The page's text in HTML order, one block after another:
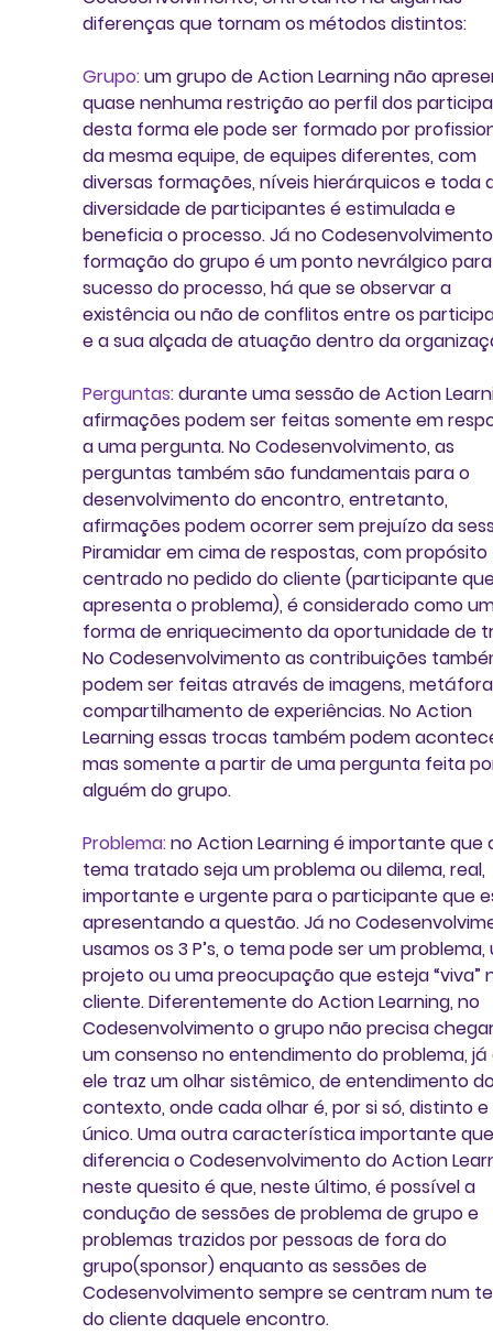
diferenças que tornam os métodos distintos:
Grupo: um grupo de Action Learning não
quase nenhuma restrição ao perfil dos
desta forma ele pode ser formado por
da mesma equipe, de equipes diferentes, com
diversas formações, níveis hierárquicos e toda
diversidade de participantes é estimulada e
beneficia o processo. Já no Codesenvolvimento
formação do grupo é um ponto nevrálgico
sucesso do processo, há que se observar a
existência ou não de conflitos entre os
e a sua alçada de atuação dentro da
Perguntas: durante uma sessão de Action
afirmações podem ser feitas somente em
a uma pergunta. No Codesenvolvimento, as
perguntas também são fundamentais para o
desenvolvimento do encontro, entretanto,
afirmações podem ocorrer sem prejuízo da
Piramidar em cima de respostas, com propósito
centrado no pedido do cliente (participante
apresenta o problema), é considerado como
forma de enriquecimento da oportunidade de
No Codesenvolvimento as contribuições
podem ser feitas através de imagens,
compartilhamento de experiências. No Action
Learning essas trocas também podem
mas somente a partir de uma pergunta feita
alguém do grupo.
Problema: no Action Learning é importante que
tema tratado seja um problema ou dilema, real,
importante e urgente para o participante que
apresentando a questão. Já no
usamos os 3 P’s, o tema pode ser um
projeto ou uma preocupação que esteja “viva”
cliente. Diferentemente do Action Learning, no
Codesenvolvimento o grupo não precisa
um consenso no entendimento do problema,
ele traz um olhar sistêmico, de entendimento
contexto, onde cada olhar é, por si só, distinto e
único. Uma outra característica importante
diferencia o Codesenvolvimento do Action
neste quesito é que, neste último, é possível a
condução de sessões de problema de grupo e
problemas trazidos por pessoas de fora do
grupo(sponsor) enquanto as sessões de
Codesenvolvimento sempre se centram num
do cliente daquele encontro.